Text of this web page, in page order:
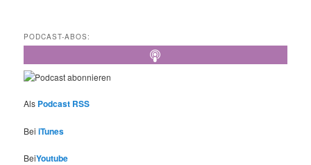
PODCAST-ABOS:
Als Podcast RSS
BeiiTunes
BeiYoutube